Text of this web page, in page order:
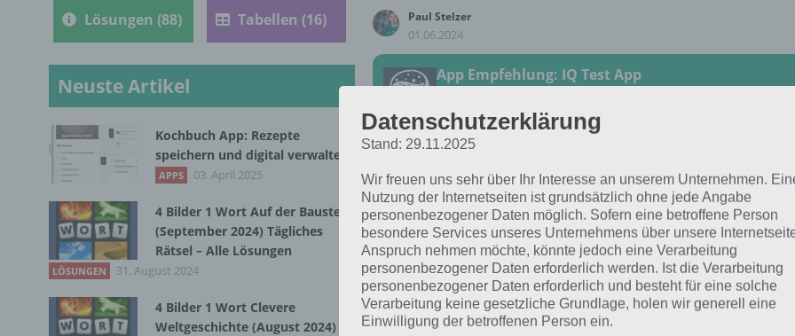
Paul Stelzer
01.06.2024
App Empfehlung: IQ Test App
JETZT KOSTENLOS HERUNTERLADEN
Die Lösung für das tägliche BONUS Rätsel vom 28.6.2024 zu
2024 in 4 Bilder 1 Wort. Wenn du dort aktuell feststeckst,
GEFROREN
Bei dieser Lösung handelt es sich um das tägliche Bonus
wir noch die Links beispielsweise zum täglichen Rätsel und
Lösungen (88) Tabellen (16)
Neuste Artikel
Kochbuch App: Rezepte
speichern und digital verwalten
APPS 03. April 2025
4 Bilder 1 Wort Auf der Baustelle
(September 2024) Tägliches
Rätsel – Alle Lösungen
LÖSUNGEN 31. August 2024
4 Bilder 1 Wort Clevere
Weltgeschichte (August 2024)
Datenschutzerklärung
Stand: 29.11.2025
Wir freuen uns sehr über Ihr Interesse an unserem Unternehmen.
Nutzung der Internetseiten ist grundsätzlich ohne jede Angabe
personenbezogener Daten möglich. Sofern eine betroffene Person
besondere Services unseres Unternehmens über unsere
Anspruch nehmen möchte, könnte jedoch eine Verarbeitung
personenbezogener Daten erforderlich werden. Ist die Verarbeitung
personenbezogener Daten erforderlich und besteht für eine solche
Verarbeitung keine gesetzliche Grundlage, holen wir generell eine
Einwilligung der betroffenen Person ein.